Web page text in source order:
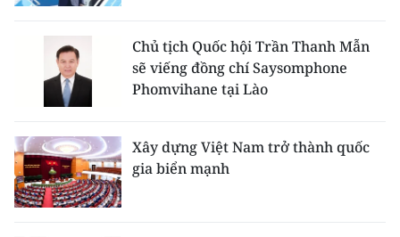
Chủ tịch Quốc hội Trần Thanh Mẫn
sẽ viếng đồng chí Saysomphone
Phomvihane tại Lào
Xây dựng Việt Nam trở thành quốc
gia biển mạnh